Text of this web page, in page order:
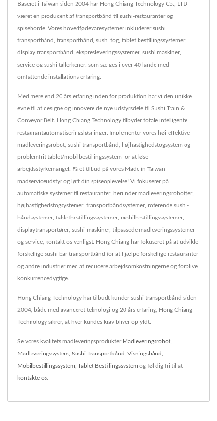
Baseret i Taiwan siden 2004 har Hong Chiang Technology Co., LTD
været en producent af transportbånd til sushi-restauranter og
spiseborde. Vores hovedfødevaresystemer inkluderer sushi
transportbånd, transportbånd, sushi tog, tablet bestillingssystemer,
display transportbånd, ekspresleveringssystemer, sushi maskiner,
service og sushi tallerkener, som sælges i over 40 lande med
omfattende installations erfaring.
Med mere end 20 års erfaring inden for produktion har vi den unikke
evne til at designe og innovere de nye udstyrsdele til Sushi Train &
Conveyor Belt. Hong Chiang Technology tilbyder totale intelligente
restaurantautomatiseringsløsninger. Implementer vores høj-effektive
madleveringsrobot, sushi transportbånd, højhastighedstogsystem og
problemfrit tablet/mobilbestillingssystem for at løse
arbejdsstyrkemangel. Få et tilbud på vores Made in Taiwan
madserviceudstyr og løft din spiseoplevelse! Vi fokuserer på
automatiske systemer til restauranter, herunder madleveringsrobotter,
højhastighedstogsystemer, transportbåndsystemer, roterende sushi-
båndsystemer, tabletbestillingssystemer, mobilbestillingssystemer,
displaytransportører, sushi-maskiner, tilpassede madleveringssystemer
og service, kontakt os venligst. Hong Chiang har fokuseret på at udvikle
forskellige sushi bar transportbånd for at hjælpe forskellige restauranter
og andre industrier med at reducere arbejdsomkostningerne og forblive
konkurrencedygtige.
Hong Chiang Technology har tilbudt kunder sushi transportbånd siden
2004, både med avanceret teknologi og 20 års erfaring, Hong Chiang
Technology sikrer, at hver kundes krav bliver opfyldt.
Se vores kvalitets madleveringsprodukter Madleveringsrobot
Madleveringssystem Sushi Transportbånd Visningsbånd
Mobilbestillingssystem Tablet Bestillingssystem og føl dig fri til at
kontakte os